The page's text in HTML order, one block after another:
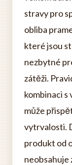
stravy pro
obliba
které jsou
nezbytné
zátěži.
kombinaci s
může
vytrvalosti.
produkt od
neobsahuje